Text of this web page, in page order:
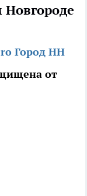
Город НН
от